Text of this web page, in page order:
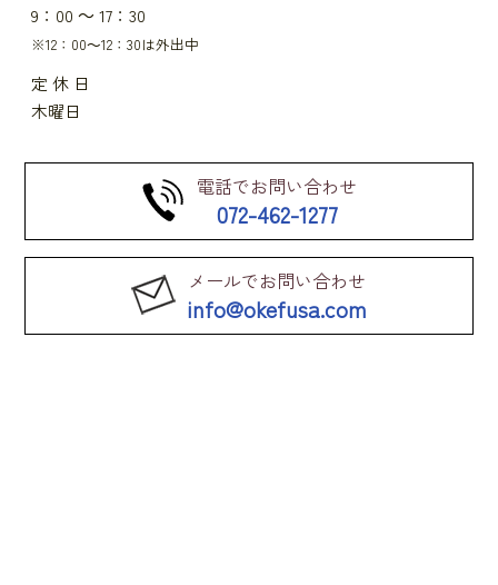
9：00 ～ 17：30
※12：00～12：30は外出中
定 休 日
木曜日
電話でお問い合わせ
072-462-1277
メールでお問い合わせ
info@okefusa.com